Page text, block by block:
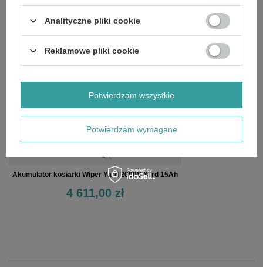
OPINIE (0)
OSTATNIO OGLĄDANE
Akumulator kosiarki Wiper Yard 2000S Yard 15Ah
4 611,00 zł
Analityczne pliki cookie
Reklamowe pliki cookie
Potwierdzam wymagane
Potwierdzam wszystkie